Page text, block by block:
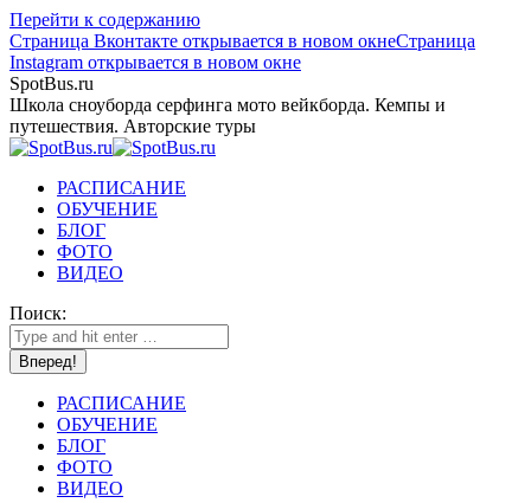
Перейти к содержанию
Страница Вконтакте открывается в новом окнеСтраница
Instagram открывается в новом окне
SpotBus.ru
Школа сноуборда серфинга мото вейкборда. Кемпы и
путешествия. Авторские туры
РАСПИСАНИЕ
ОБУЧЕНИЕ
БЛОГ
ФОТО
ВИДЕО
Поиск:
РАСПИСАНИЕ
ОБУЧЕНИЕ
БЛОГ
ФОТО
ВИДЕО